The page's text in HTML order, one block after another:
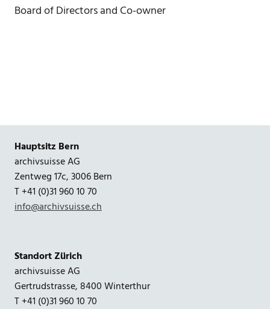
Board of Directors and Co-owner
Hauptsitz Bern
archivsuisse AG
Zentweg 17c, 3006 Bern
T +41 (0)31 960 10 70
info@archivsuisse.ch
Standort Zürich
archivsuisse AG
Gertrudstrasse, 8400 Winterthur
T +41 (0)31 960 10 70